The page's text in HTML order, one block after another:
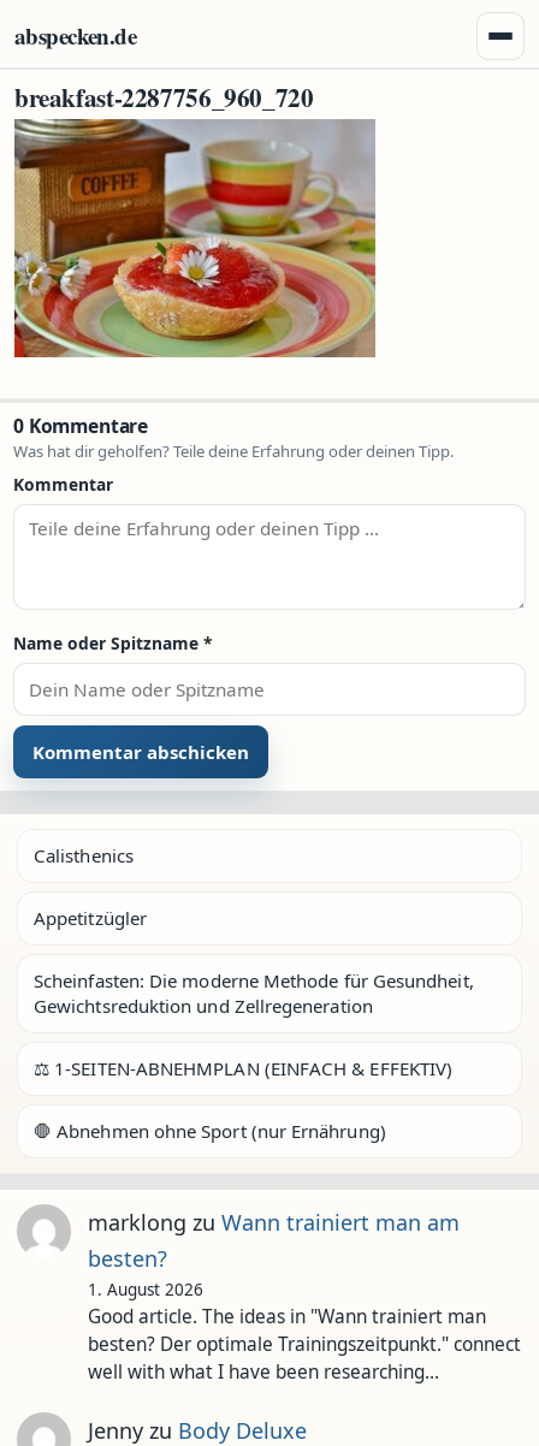
abspecken.de
breakfast-2287756_960_720
0 Kommentare
Was hat dir geholfen? Teile deine Erfahrung oder deinen Tipp.
Kommentar
Name oder Spitzname *
Calisthenics
Appetitzügler
Scheinfasten: Die moderne Methode für Gesundheit,
Gewichtsreduktion und Zellregeneration
⚖️ 1-SEITEN-ABNEHMPLAN (EINFACH & EFFEKTIV)
🛑 Abnehmen ohne Sport (nur Ernährung)
marklong zu Wann trainiert man am
besten?
1. August 2026
Good article. The ideas in "Wann trainiert man
besten? Der optimale Trainingszeitpunkt." connect
well with what I have been researching…
Jennyzu Body Deluxe